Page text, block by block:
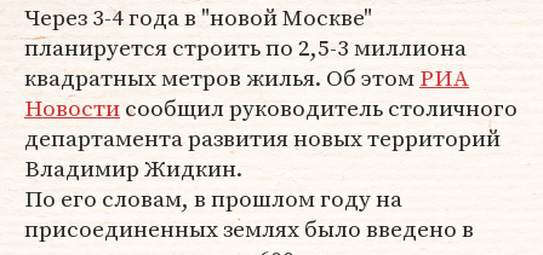
Через 3-4 года в "новой Москве"
планируется строить по 2,5-3 миллиона
квадратных метров жилья. Об этомРИА
Новостисообщил руководитель столичного
департамента развития новых территорий
Владимир Жидкин.
По его словам, в прошлом году на
присоединенных землях было введено в